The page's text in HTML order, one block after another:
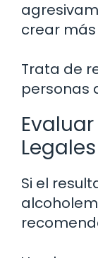
crear
Trata de
personas
Legales
Si el